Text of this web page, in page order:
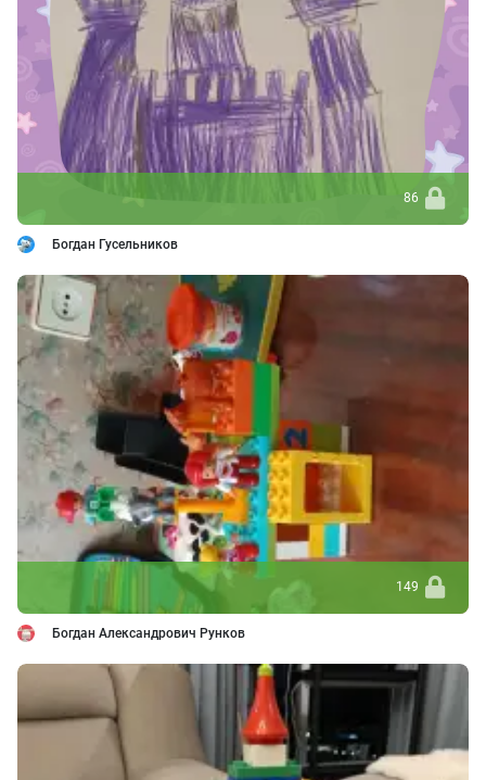
86
Богдан Гусельников
149
Богдан Александрович Рунков